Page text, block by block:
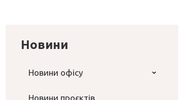
Новини
Новини офісу
Новини проєктів